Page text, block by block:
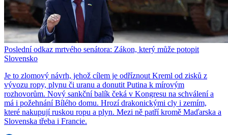
Poslední odkaz mrtvého senátora: Zákon, který může potopit
Slovensko
Je to zlomový návrh, jehož cílem je odříznout Kreml od zisků z
vývozu ropy, plynu či uranu a donutit Putina k mírovým
rozhovorům. Nový sankční balík čeká v Kongresu na schválení a
má i požehnání Bílého domu. Hrozí drakonickými cly i zemím,
které nakupují ruskou ropu a plyn. Mezi ně patří kromě Maďarska a
Slovenska třeba i Francie.